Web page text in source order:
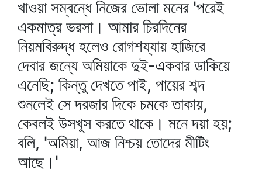
খাওয়া সম্বন্ধে নিজের ভোলা মনের 'পরেই
একমাত্র ভরসা। আমার চিরদিনের
নিয়মবিরুদ্ধ হলেও রোগশয্যায় হাজিরে
দেবার জন্যে অমিয়াকে দুই-একবার ডাকিয়ে
এনেছি; কিন্তু দেখতে পাই, পায়ের শব্দ
শুনলেই সে দরজার দিকে চমকে তাকায়,
কেবলই উসখুস করতে থাকে। মনে দয়া হয়;
বলি, 'অমিয়া, আজ নিশ্চয় তোদের মীটিং
আছে।'